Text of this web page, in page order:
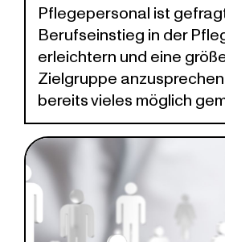
Pflegepersonal ist
Berufseinstieg in der
erleichtern und eine
Zielgruppe
bereits vieles möglich